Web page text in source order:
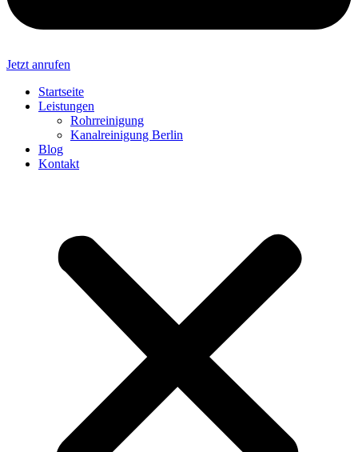
Jetzt anrufen
Startseite
Leistungen
Rohrreinigung
Kanalreinigung Berlin
Blog
Kontakt